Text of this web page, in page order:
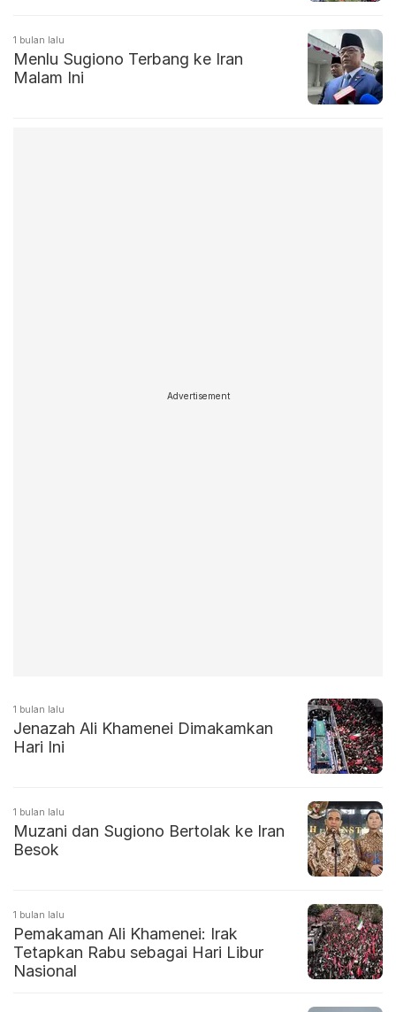
1 bulan lalu
Menlu Sugiono Terbang ke Iran
Malam Ini
Advertisement
1 bulan lalu
Jenazah Ali Khamenei Dimakamkan
Hari Ini
1 bulan lalu
Muzani dan Sugiono Bertolak ke Iran
Besok
1 bulan lalu
Pemakaman Ali Khamenei: Irak
Tetapkan Rabu sebagai Hari Libur
Nasional